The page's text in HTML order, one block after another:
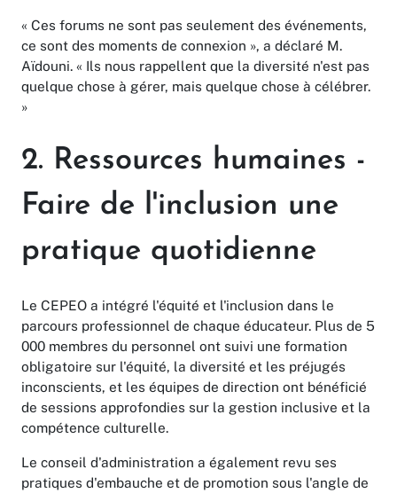
« Ces forums ne sont pas seulement des événements,
ce sont des moments de connexion », a déclaré M.
Aïdouni. « Ils nous rappellent que la diversité n'est pas
quelque chose à gérer, mais quelque chose à célébrer.
»
2. Ressources humaines -
Faire de l'inclusion une
pratique quotidienne
Le CEPEO a intégré l'équité et l'inclusion dans le
parcours professionnel de chaque éducateur. Plus de 5
000 membres du personnel ont suivi une formation
obligatoire sur l'équité, la diversité et les préjugés
inconscients, et les équipes de direction ont bénéficié
de sessions approfondies sur la gestion inclusive et la
compétence culturelle.
Le conseil d'administration a également revu ses
pratiques d'embauche et de promotion sous l'angle de